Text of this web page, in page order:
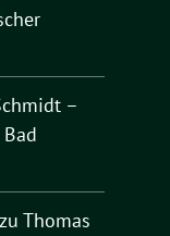
–
zu Thomas